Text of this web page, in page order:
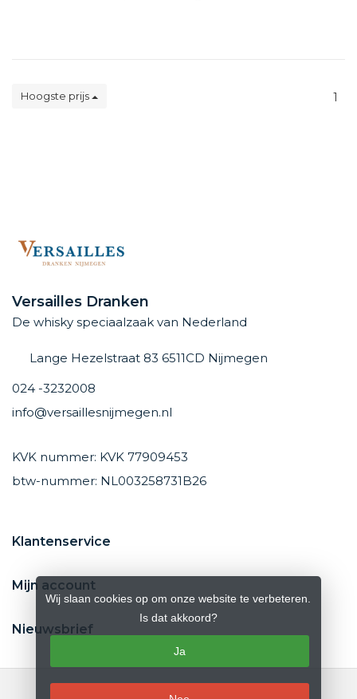
Hoogste prijs 1
Versailles Dranken
De whisky speciaalzaak van Nederland
Lange Hezelstraat 83 6511CD Nijmegen
024 -3232008
info@versaillesnijmegen.nl
KVK nummer: KVK 77909453
btw-nummer: NL003258731B26
Klantenservice
Mijn account
Nieuwsbrief
Wij slaan cookies op om onze website te verbeteren.
Is dat akkoord?
Ja